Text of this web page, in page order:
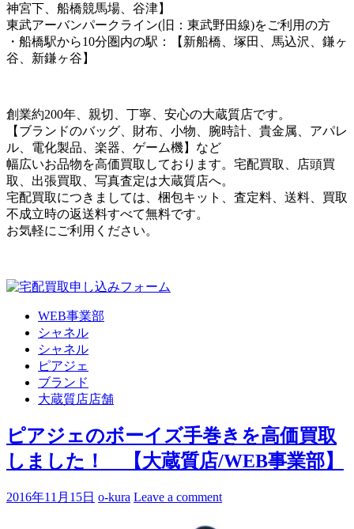
神宮下、船橋競馬場、谷津】
東武アーバンパークライン(旧：東武野田線)をご利用の方
・船橋駅から10分圏内の駅：【新船橋、塚田、馬込沢、鎌ヶ
谷、新鎌ヶ谷】
創業約200年、親切、丁寧、安心の大蔵質店です。
【ブランドのバッグ、財布、小物、腕時計、貴金属、アパレ
ル、電化製品、楽器、ゲーム機】など
幅広いお品物を高価買取しております。宅配買取、店頭買
取、出張買取、写真査定は大蔵質店へ。
宅配買取につきましては、梱包キット、査定料、送料、買取
不成立時の返送料すべて無料です。
お気軽にご利用ください。
WEB事業部
シャネル
シャネル
ピアジェ
ブランド
大蔵質店店舗
ピアジェのボーイズ手巻きを高価買取
しました！ 【大蔵質店/WEB事業部】
2016年11月15日 o-kura Leave a comment